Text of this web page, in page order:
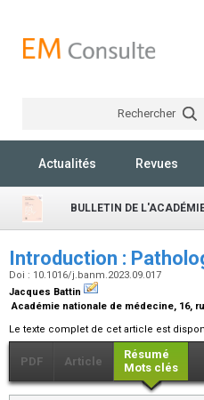
Rechercher
Actualités Revues
BULLETIN DE
Introduction :
Doi : 10.1016/j.banm.2023.09.017
Jacques Battin
Académie nationale de médecine, 16,
Le texte complet de cet article est
PDF Article
Résumé
Mots clés